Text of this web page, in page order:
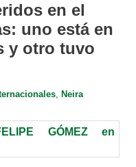
en el
uno está en
y otro tuvo
, Neira